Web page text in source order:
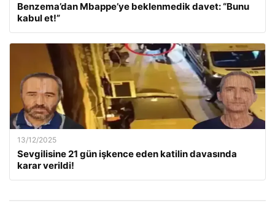
Benzema’dan Mbappe’ye beklenmedik davet: “Bunu
kabul et!”
13/12/2025
Sevgilisine 21 gün işkence eden katilin davasında
karar verildi!